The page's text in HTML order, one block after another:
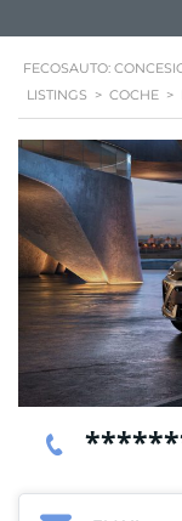
FECOSAUTO:
LISTINGS > COCHE >